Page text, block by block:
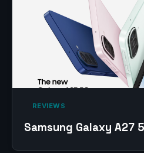
‎ REVIEWS‎
Samsung Galaxy A27